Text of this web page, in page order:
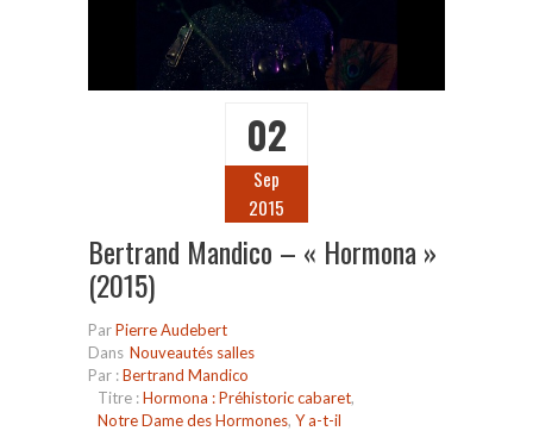
02
Sep
2015
Bertrand Mandico – « Hormona »
(2015)
ParPierre Audebert
Dans Nouveautés salles
Par :Bertrand Mandico
Titre :Hormona : Préhistoric cabaret,
Notre Dame des Hormones, Y a-t-il